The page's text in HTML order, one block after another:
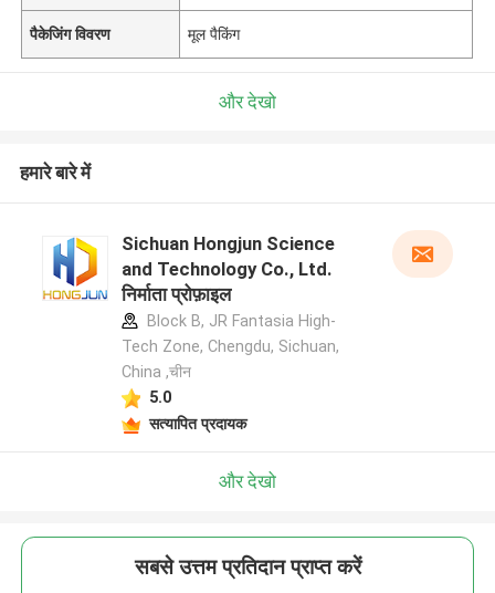
पैकेजिंग विवरण मूल पैकिंग
और देखो
हमारे बारे में
Sichuan Hongjun Science
and Technology Co., Ltd.
निर्माता प्रोफ़ाइल
Block B, JR Fantasia High-
Tech Zone, Chengdu, Sichuan,
China ,चीन
5.0
सत्यापित प्रदायक
और देखो
सबसे उत्तम प्रतिदान प्राप्त करें